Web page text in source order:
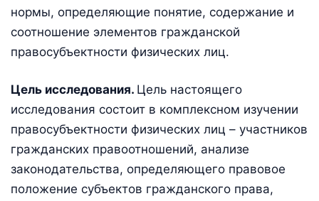
нормы, определяющие понятие, содержание и
соотношение элементов гражданской
правосубъектности физических лиц.
Цель исследования. Цель настоящего
исследования состоит в комплексном изучении
правосубъектности физических лиц – участников
гражданских правоотношений, анализе
законодательства, определяющего правовое
положение субъектов гражданского права,